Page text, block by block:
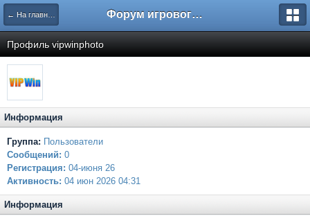
← На главную Форум игрового проекта Riverrise
Профиль vipwinphoto
Информация
Группа: Пользователи
Сообщений: 0
Регистрация: 04-июня 26
Активность: 04 июн 2026 04:31
Информация